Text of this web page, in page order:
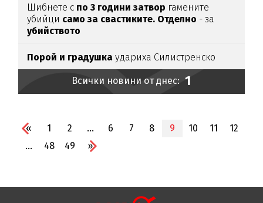
Шибнете с по 3 години затвор гамените
убийци само за свастиките. Отделно - за
убийството
Порой и градушка удариха Силистренско
Всички новини от днес: 1
« 1 2 ... 6 7 8 9 10 11
12
...
48 49 »